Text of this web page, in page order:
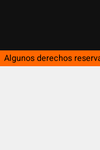
Algunos derechos